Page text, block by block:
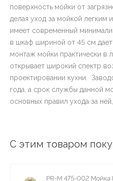
поверхность мойки от
делая уход за мойкой легким
имеет современный
в шкаф шириной от 45 см
монтаж мойки практически в
открывает широкий спектр
проектировании кухни.
года, а срок службы данной
основных правил ухода за
С этим товаром
PR-M 475-002